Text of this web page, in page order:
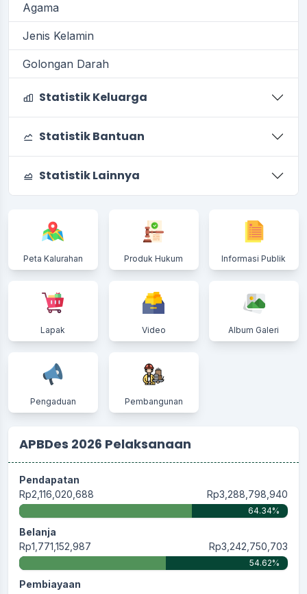
Agama
Jenis Kelamin
Golongan Darah
Statistik Keluarga
Statistik Bantuan
Statistik Lainnya
Peta Kalurahan Produk Hukum Informasi Publik
Lapak Video Album Galeri
Pengaduan Pembangunan
APBDes 2026 Pelaksanaan
Pendapatan
Rp2,116,020,688
Rp3,288,798,940
64.34%
Belanja
Rp1,771,152,987
Rp3,242,750,703
54.62%
Pembiayaan